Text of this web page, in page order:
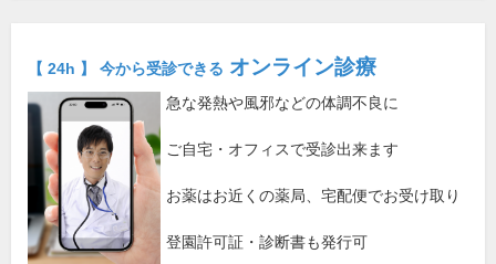
【 24h 】 今から受診できる オンライン診療
急な発熱や風邪などの体調不良に
ご自宅・オフィスで受診出来ます
お薬はお近くの薬局、宅配便でお受け取り
登園許可証・診断書も発行可